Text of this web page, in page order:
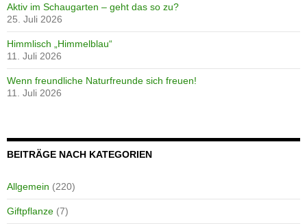
Aktiv im Schaugarten – geht das so zu?
25. Juli 2026
Himmlisch „Himmelblau“
11. Juli 2026
Wenn freundliche Naturfreunde sich freuen!
11. Juli 2026
BEITRÄGE NACH KATEGORIEN
Allgemein (220)
Giftpflanze (7)